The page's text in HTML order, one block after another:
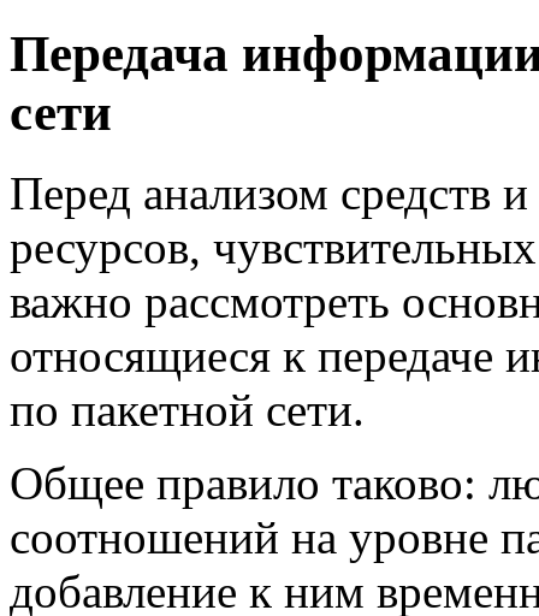
Передача
сети
Перед анализом средств
ресурсов,
важно рассмотреть
относящиеся к передаче
по пакетной сети.
Общее правило таково:
соотношений на уровне
добавление к ним